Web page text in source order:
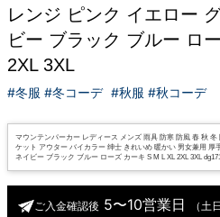
レンジ ピンク イエロー
ビー ブラック ブルー ロ
2XL 3XL
#冬服 #冬コーデ #秋服 #秋コーデ
マウンテンパーカー レディース メンズ 雨具 防寒 防風 春 秋
ケット アウター バイカラー 绅士 きれいめ 暖かい 男女兼用
ネイビー ブラック ブルー ローズ カーキ S M L XL 2XL 3XL
ご入金確認後 5〜10営業日 （土